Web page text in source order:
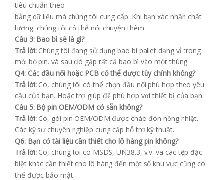
tiêu chuẩn theo
bảng dữ liệu mà chúng tôi cung cấp. Khi bạn xác nhận chất
lượng, chúng tôi có thể nói chuyện thêm.
Câu 3: Bao bì sẽ là gì?
Trả lời: Chúng tôi đang sử dụng bao bì pallet dạng vỉ trong
mỗi bộ pin. và sau đó gấp tất cả bao bì vào một thùng.
Q4: Các đầu nối hoặc PCB có thể được tùy chỉnh không?
Trả lời: Có, chúng tôi có thể chọn đầu nối phù hợp theo yêu
cầu của bạn. Hoặc trợ giúp để phù hợp với thiết bị của bạn.
Câu 5: Bộ pin OEM/ODM có sẵn không?
Trả lời: Có, gói pin OEM/ODM được chào đón nồng nhiệt.
Các kỹ sư chuyên nghiệp cung cấp hỗ trợ kỹ thuật.
Q6: Bạn có tài liệu cần thiết cho lô hàng pin không?
Trả lời: Có, chúng tôi có MSDS, UN38.3, v.v. và các tệp đặc
biệt khác cần thiết cho lô hàng đến một số khu vực cũng có
thể được bảo mật.